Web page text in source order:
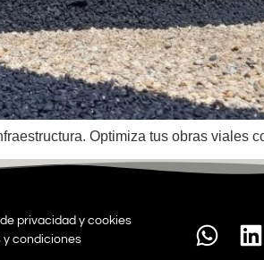
Optimiza tus obras viales
privacidad y cookies
y condiciones